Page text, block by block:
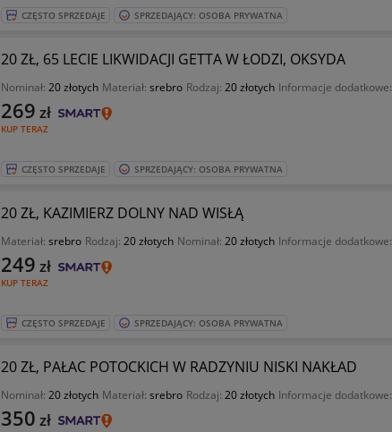
CZĘSTO SPRZEDAJE SPRZEDAJĄCY: OSOBA PRYWATNA
20 ZŁ, 65 LECIE LIKWIDACJI GETTA W ŁODZI, OKSYDA
Nominał: 20 złotych Materiał: srebro Rodzaj: 20 złotych Informacje dodatkowe:
KUP TERAZ
269 zł
CZĘSTO SPRZEDAJE SPRZEDAJĄCY: OSOBA PRYWATNA
20 ZŁ, KAZIMIERZ DOLNY NAD WISŁĄ
Materiał: srebro Rodzaj: 20 złotych Nominał: 20 złotych Informacje dodatkowe:
KUP TERAZ
249 zł
CZĘSTO SPRZEDAJE SPRZEDAJĄCY: OSOBA PRYWATNA
20 ZŁ, PAŁAC POTOCKICH W RADZYNIU NISKI NAKŁAD
Nominał: 20 złotych Materiał: srebro Rodzaj: 20 złotych Informacje dodatkowe:
350 zł